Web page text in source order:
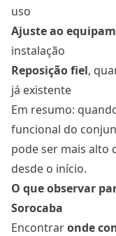
uso
Ajuste ao
instalação
Reposição fiel,
já existente
Em resumo:
funcional do
pode ser mais alto
desde o início.
O que observar
Sorocaba
Encontraronde